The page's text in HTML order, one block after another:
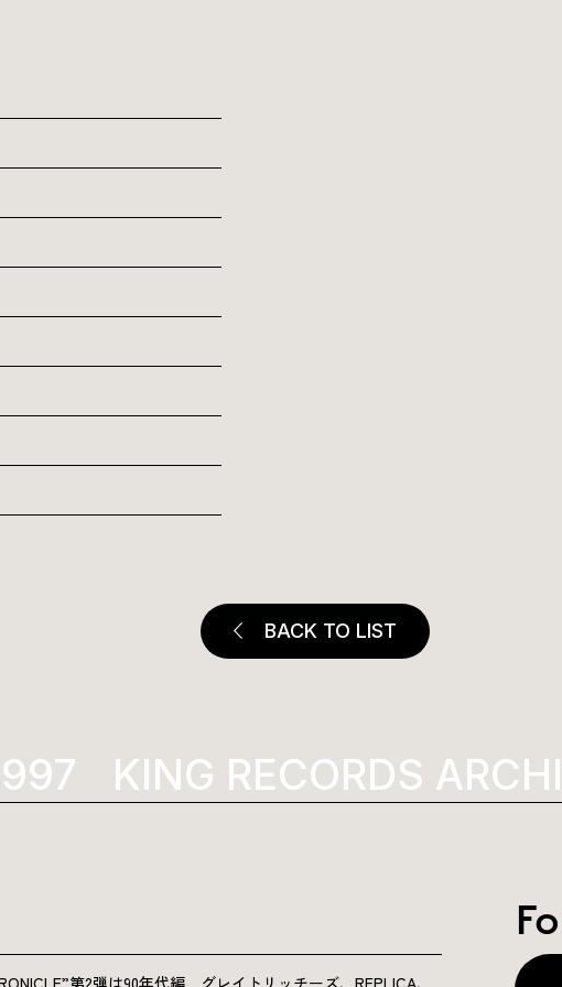
BACK TO LIST
KING RECORDS
第2弾は90年代編 グレイトリッチーズ、REPLICA、